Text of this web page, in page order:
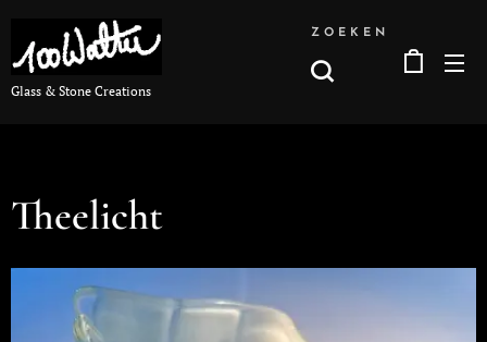
Glass & Stone Creations
ZOEKEN
Theelicht